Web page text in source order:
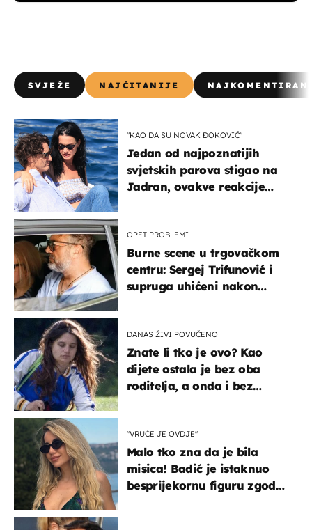
SVJEŽE NAJČITANIJE
"KAO DA SU NOVAK ĐOKOVIĆ"
Jedan od najpoznatijih
svjetskih parova stigao na
Jadran, ovakve reakcije
OPET PROBLEMI
Burne scene u trgovačkom
centru: Sergej Trifunović i
supruga uhićeni nakon
DANAS ŽIVI POVUČENO
Znate li tko je ovo? Kao
dijete ostala je bez oba
roditelja, a onda i bez
"VRUĆE JE OVDJE"
Malo tko zna da je bila
misica! Badić je istaknuo
besprijekornu figuru zgodne